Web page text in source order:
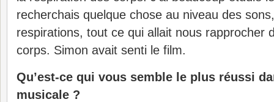
recherchais quelque chose au niveau des
respirations, tout ce qui allait nous rapprocher
corps. Simon avait senti le film.
Qu’est-ce qui vous semble le plus réussi
musicale ?